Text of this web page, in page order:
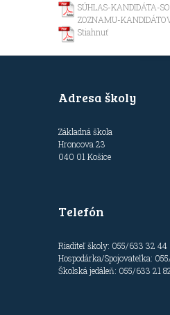
SÚHLAS-KANDIDÁTA-
ZOZNAMU-
Stiahnuť
Adresa školy
Základná škola
Hroncova 23
040 01 Košice
Telefón
Riaditeľ školy: 055/633 32 44
Hospodárka/Spojovateľka:
Školská jedáleň: 055/633 21